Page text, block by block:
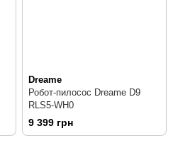
Dreame
Робот-пилосос Dreame D9
RLS5-WH0
9 399 грн